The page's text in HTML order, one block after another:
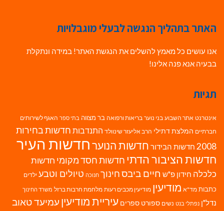
האתר בתהליך הנגשה לבעלי מוגבלויות
אנו עושים כל מאמץ להשלים את הנגשת האתר! במידה ונתקלת
בבעיה אנא פנה אלינו!
תגיות
אינטרנט אתר השבוע בני נוער בריאות ורפואה בר מצווה בתי ספר האגף לשירותים
חברתיים המלצת דתילי הרב אליעזר שינוולד התנדבות חדשות בחירות
2008 חדשות הבידור חדשות הנוערחדשות העיר
חדשות הציבור הדתי חדשות חסד מקומי חדשות
כלכלה חידון פ"ש חיים ביבסחינוך חנוכה טיולים וטבע ילדים
כתבות מד"א מודיעין מודיעין מכבים רעות מלחמת חרבות ברזל משרד החינוך
נדל"ן נפתלי בנט נשים ספורט ספרים עיריית מודיעין עמיעד טאוב